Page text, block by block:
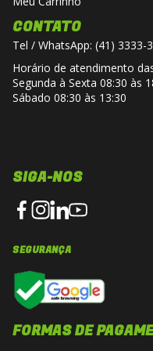
separadamente.
CONTATO
Tel / WhatsApp: (41) 3333-
Horário de atendimento
Segunda à Sexta 08:30 às
Sábado 08:30 às 13:30
SIGA-NOS
SEGURANÇA
FORMAS DE